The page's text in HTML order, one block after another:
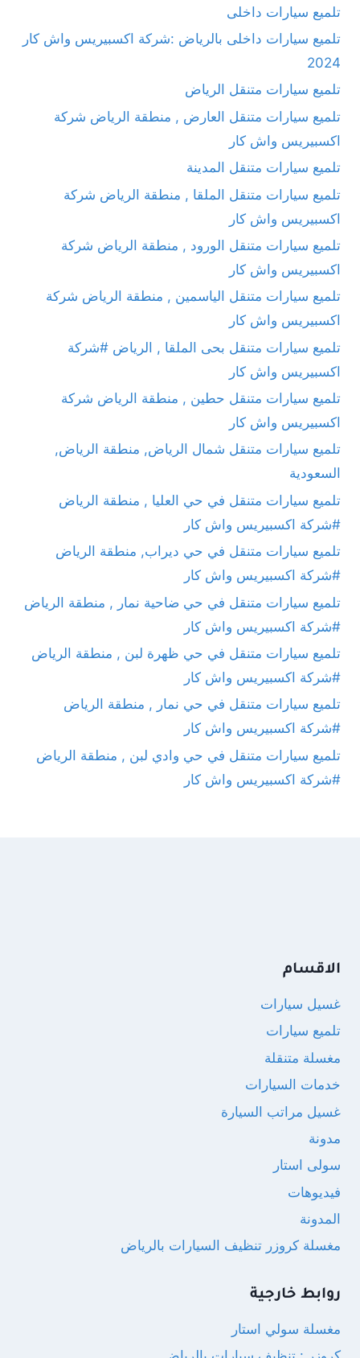
تلميع سيارات داخلى
تلميع سيارات داخلى بالرياض :شركة اكسبيريس واش كار
2024
تلميع سيارات متنقل الرياض
تلميع سيارات متنقل العارض , منطقة الرياض شركة
اكسبيريس واش كار
تلميع سيارات متنقل المدينة
تلميع سيارات متنقل الملقا , منطقة الرياض شركة
اكسبيريس واش كار
تلميع سيارات متنقل الورود , منطقة الرياض شركة
اكسبيريس واش كار
تلميع سيارات متنقل الياسمين , منطقة الرياض شركة
اكسبيريس واش كار
تلميع سيارات متنقل بحى الملقا , الرياض #شركة
اكسبيريس واش كار
تلميع سيارات متنقل حطين , منطقة الرياض شركة
اكسبيريس واش كار
تلميع سيارات متنقل شمال الرياض, منطقة الرياض,
السعودية
تلميع سيارات متنقل في حي العليا , منطقة الرياض
#شركة اكسبيريس واش كار
تلميع سيارات متنقل في حي ديراب, منطقة الرياض
#شركة اكسبيريس واش كار
تلميع سيارات متنقل في حي ضاحية نمار , منطقة الرياض
#شركة اكسبيريس واش كار
تلميع سيارات متنقل في حي ظهرة لبن , منطقة الرياض
#شركة اكسبيريس واش كار
تلميع سيارات متنقل في حي نمار , منطقة الرياض
#شركة اكسبيريس واش كار
تلميع سيارات متنقل في حي وادي لبن , منطقة الرياض
#شركة اكسبيريس واش كار
الاقسام
غسيل سيارات
تلميع سيارات
مغسلة متنقلة
خدمات السيارات
غسيل مراتب السيارة
مدونة
سولى استار
فيديوهات
المدونة
مغسلة كروزر تنظيف السيارات بالرياض
روابط خارجية
مغسلة سولي استار